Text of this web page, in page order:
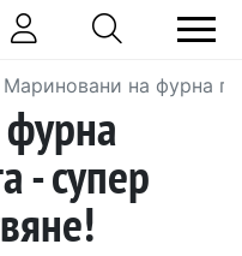
Мариновани на фурна
- супер